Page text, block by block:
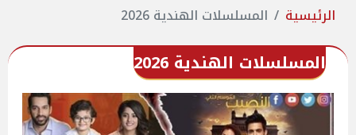
الرئيسية المسلسلات الهندية 2026
المسلسلات الهندية 2026